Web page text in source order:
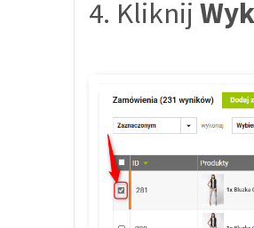
4. Kliknij